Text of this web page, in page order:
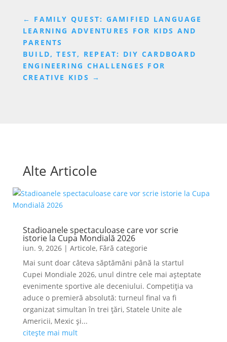
← FAMILY QUEST: GAMIFIED LANGUAGE
LEARNING ADVENTURES FOR KIDS AND
PARENTS
BUILD, TEST, REPEAT: DIY CARDBOARD
ENGINEERING CHALLENGES FOR
CREATIVE KIDS →
Alte Articole
Stadioanele spectaculoase care vor scrie
istorie la Cupa Mondială 2026
iun. 9, 2026| Articole, Fără categorie
Mai sunt doar câteva săptămâni până la startul
Cupei Mondiale 2026, unul dintre cele mai așteptate
evenimente sportive ale deceniului. Competiția va
aduce o premieră absolută: turneul final va fi
organizat simultan în trei țări, Statele Unite ale
Americii, Mexic și...
citește mai mult